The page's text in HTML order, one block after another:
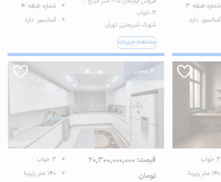
شماره طبقه: 3
آسانسور: دارد
۳ خواب
شهرک شریعتی, تهران
مشاهده جزییات
شماره طبقه: 4
آسانسور: دارد
3 خواب
140 متر زیربنا
4 تصویر
قیمت: 20,300,000,000
تومان
3 خواب
140 متر زیربنا